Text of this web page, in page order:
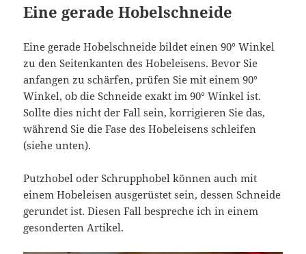
Eine gerade Hobelschneide
Eine gerade Hobelschneide bildet einen 90° Winkel
zu den Seitenkanten des Hobeleisens. Bevor Sie
anfangen zu schärfen, prüfen Sie mit einem 90°
Winkel, ob die Schneide exakt im 90° Winkel ist.
Sollte dies nicht der Fall sein, korrigieren Sie das,
während Sie die Fase des Hobeleisens schleifen
(siehe unten).
Putzhobel oder Schrupphobel können auch mit
einem Hobeleisen ausgerüstet sein, dessen Schneide
gerundet ist. Diesen Fall bespreche ich in einem
gesonderten Artikel.